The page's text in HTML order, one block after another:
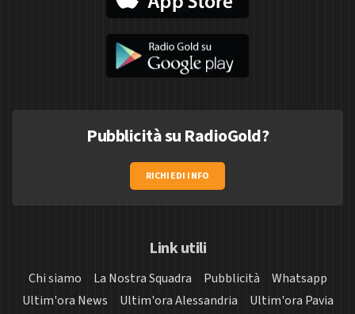
Pubblicità su RadioGold?
RICHIEDI INFO
Link utili
Chi siamo La Nostra Squadra Pubblicità
Whatsapp
Ultim'ora News
Ultim'ora Alessandria
Ultim'ora Pavia